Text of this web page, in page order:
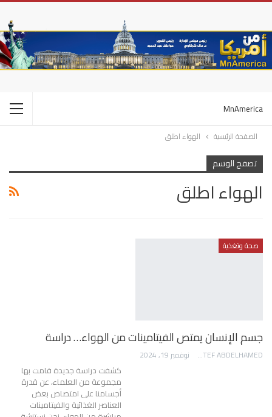
MnAmerica
الصفحة الرئيسية الهواء اطلق
تصفح الوسم
الهواء اطلق
صحة وتغذية
جسم الإنسان يمتص الفيتامينات من الهواء… دراسة
AWATEF ABDELHAMED نوفمبر 19, 2024
كشفت دراسة جديدة قامت بها
مجموعة من العلماء، عن قدرة
أجسامنا على امتصاص بعض
العناصر الغذائية والفيتامينات